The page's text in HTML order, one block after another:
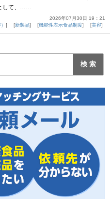
して、……
2026年07月30日 19：21
新製品 機能性表示食品制度 美容